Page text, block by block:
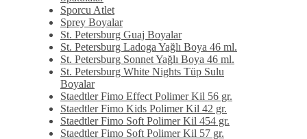
Sporcu Atlet
Sprey Boyalar
St. Petersburg Guaj Boyalar
St. Petersburg Ladoga Yağlı Boya 46 ml.
St. Petersburg Sonnet Yağlı Boya 46 ml.
St. Petersburg White Nights Tüp Sulu
Boyalar
Staedtler Fimo Effect Polimer Kil 56 gr.
Staedtler Fimo Kids Polimer Kil 42 gr.
Staedtler Fimo Soft Polimer Kil 454 gr.
Staedtler Fimo Soft Polimer Kil 57 gr.